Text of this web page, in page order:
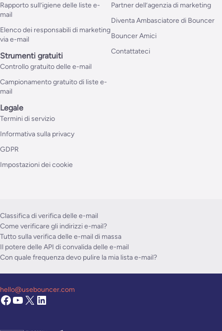
Rapporto sull’igiene delle liste e-
mail
Elenco dei responsabili di marketing
via e-mail
Strumenti gratuiti
Controllo gratuito delle e-mail
Campionamento gratuito di liste e-
mail
Partner dell’agenzia di marketing
Diventa Ambasciatore di Bouncer
Bouncer Amici
Contattateci
Legale
Termini di servizio
Informativa sulla privacy
GDPR
Impostazioni dei cookie
Classifica di verifica delle e-mail
Come verificare gli indirizzi e-mail?
Tutto sulla verifica delle e-mail di massa
Il potere delle API di convalida delle e-mail
Con quale frequenza devo pulire la mia lista e-mail?
hello@usebouncer.com